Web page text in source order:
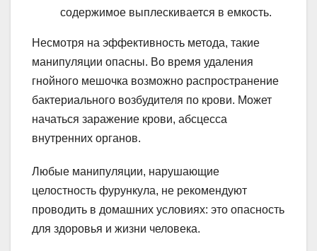
содержимое выплескивается в емкость.
Несмотря на эффективность метода, такие
манипуляции опасны. Во время удаления
гнойного мешочка возможно распространение
бактериального возбудителя по крови. Может
начаться заражение крови, абсцесса
внутренних органов.
Любые манипуляции, нарушающие
целостность фурункула, не рекомендуют
проводить в домашних условиях: это опасность
для здоровья и жизни человека.